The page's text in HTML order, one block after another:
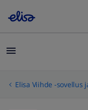
Elisa Viihde -sovellus